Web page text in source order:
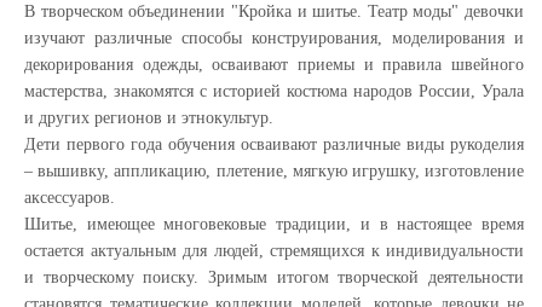
В творческом объединении "Кройка и шитье. Театр моды" девочки
изучают различные способы конструирования, моделирования и
декорирования одежды, осваивают приемы и правила швейного
мастерства, знакомятся с историей костюма народов России, Урала
и других регионов и этнокультур.
Дети первого года обучения осваивают различные виды рукоделия
– вышивку, аппликацию, плетение, мягкую игрушку, изготовление
аксессуаров.
Шитье, имеющее многовековые традиции, и в настоящее время
остается актуальным для людей, стремящихся к индивидуальности
и творческому поиску. Зримым итогом творческой деятельности